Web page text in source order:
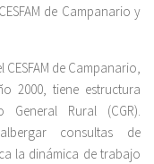
de Campanario y
de Campanario,
2000, tiene estructura
Rural (CGR).
consultas de
la dinámica de trabajo